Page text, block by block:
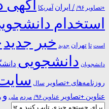
+تصاویر ۹۶/ / ایران آمریکا آگهی
استخدام
است تا تهران جدید خبر جدید
دانشجویان دانشجویی
روزنامه‌های +تصاویر سال
عناوین +تصاویر عناوین ۹۶/ مردم ملی و